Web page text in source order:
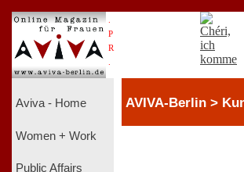
P
R
Aviva - Home
Women + Work
Public Affairs
AVIVA-Berlin >